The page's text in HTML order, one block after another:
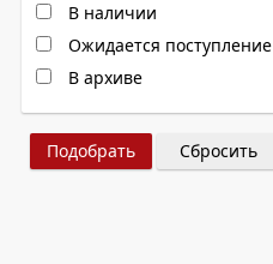
В наличии
Ожидается поступление
В архиве
Сбросить